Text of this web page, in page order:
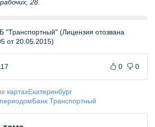
28.
(Лицензия отозвана
от 20.05.2015)
0 0
картахЕкатеринбург
Банк Транспортный